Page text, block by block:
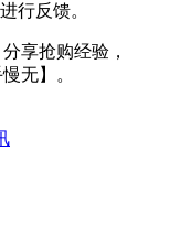
行反馈。
享抢购经验，
无】。